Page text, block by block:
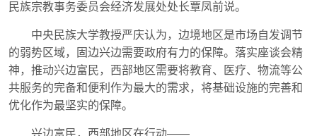
民族宗教事务委员会经济发展处处长覃凤前说。
中央民族大学教授严庆认为，边境地区是市场自发调节
的弱势区域，固边兴边需要政府有力的保障。落实座谈会精
神，推动兴边富民，西部地区需要将教育、医疗、物流等公
共服务的完备和便利作为最大的需求，将基础设施的完善和
优化作为最坚实的保障。
兴边富民，西部地区在行动——